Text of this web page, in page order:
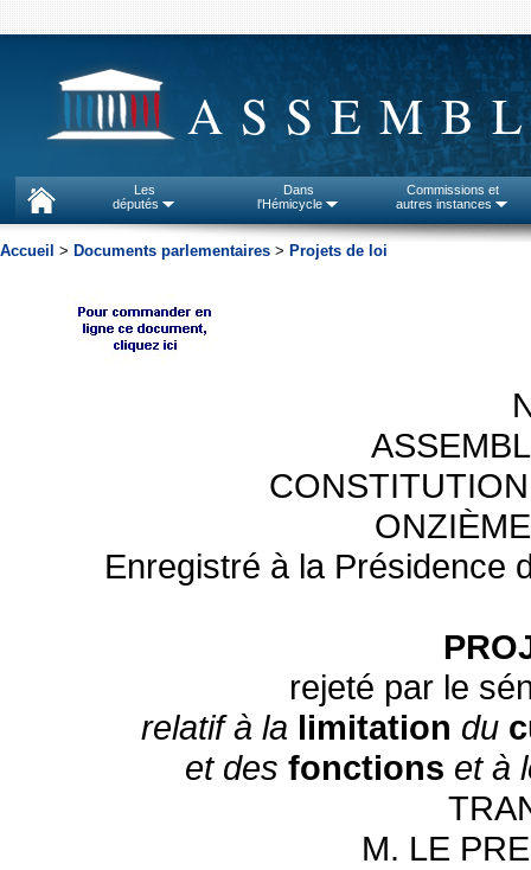
Les
députés
Dans
l'Hémicycle
Commissions et
autres instances
Accueil > Documents parlementaires > Projets de loi
Enregistré à la Présidence
rejeté par le
relatif à la limitation du
et des fonctions et à
M. LE